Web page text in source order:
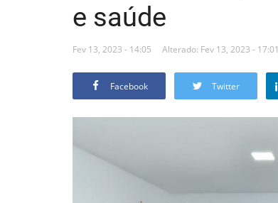
e saúde
Fev 13, 2023 - 14:05 Alterado: Fev 13, 2023 - 17:01
Facebook Twitter